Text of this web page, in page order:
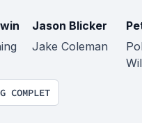
Jason Blicker
Jake Coleman
COMPLET